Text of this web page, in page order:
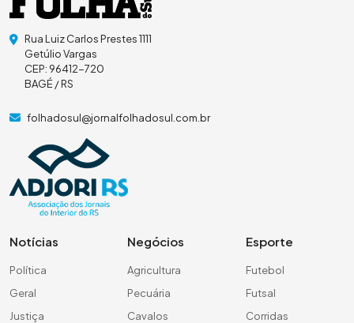
Rua Luiz Carlos Prestes 1111
Getúlio Vargas
CEP: 96412-720
BAGÉ / RS
folhadosul@jornalfolhadosul.com.br
Notícias
Política
Geral
Justiça
Negócios
Agricultura
Pecuária
Cavalos
Esporte
Futebol
Futsal
Corridas